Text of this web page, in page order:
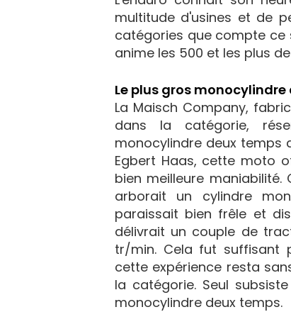
multitude d'usines et de
catégories que compte ce
anime les 500 et les plus
Le plus gros
La Maisch Company,
dans la catégorie,
monocylindre deux temps
Egbert Haas, cette moto
bien meilleure
arborait un cylindre
paraissait bien frêle et
délivrait un couple de
tr/min. Cela fut suffisant
cette expérience resta
la catégorie. Seul
monocylindre deux temps.